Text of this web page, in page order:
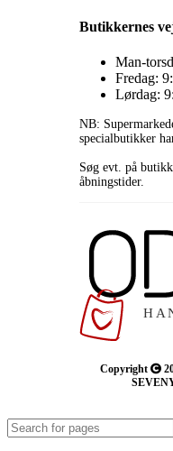
Butikkernes
Man-
Fredag:
Lørdag:
NB:
specialbutikker
Søg evt. på
åbningstider.
Copyright